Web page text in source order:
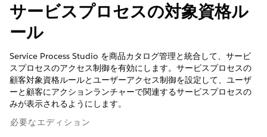
サービスプロセスの対象資格ル
ール
Service Process Studio を商品カタログ管理と統合して、サービ
スプロセスのアクセス制御を有効にします。サービスプロセスの
顧客対象資格ルールとユーザーアクセス制御を設定して、ユーザ
ーと顧客にアクションランチャーで関連するサービスプロセスの
みが表示されるようにします。
必要なエディション